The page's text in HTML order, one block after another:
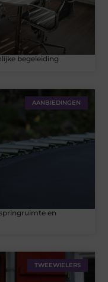
begeleiding
AANBIEDINGEN
en
TWEEWIELERS